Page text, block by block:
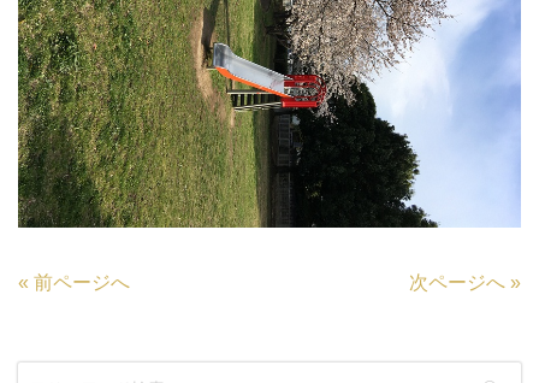
« 前ページへ 次ページへ »